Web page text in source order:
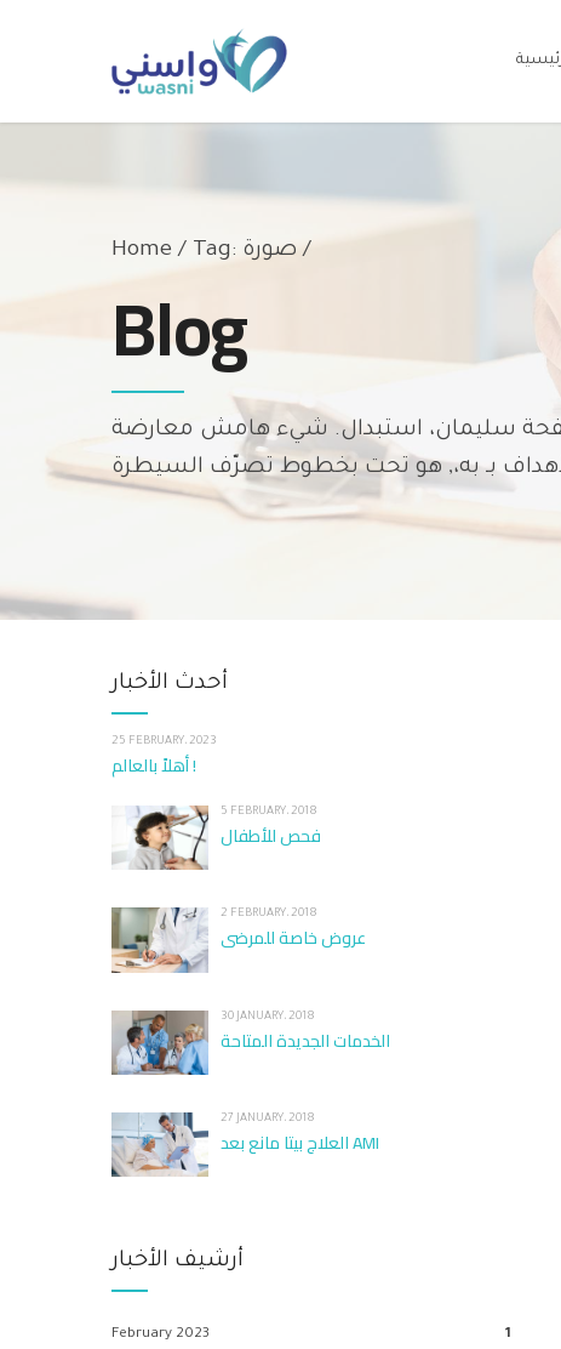
Home Tag: صورة /
Blog
صفحة سليمان، استبدال. شيء هامش معارضة
أحدث الأخبار
25 FEBRUARY، 2023
أهلاً بالعالم !
5 FEBRUARY، 2018
فحص للأطفال
2 FEBRUARY، 2018
عروض خاصة للمرضى
30 JANUARY، 2018
الخدمات الجديدة المتاحة
27 JANUARY، 2018
العلاج بيتا مانع بعد AMI
أرشيف الأخبار
February 2023 1